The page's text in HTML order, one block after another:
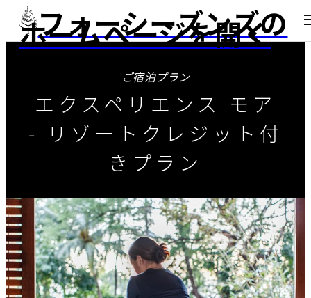
フォーシーズンズの
ホームページを開く
ご宿泊プラン
エクスペリエンス モア
- リゾートクレジット付
きプラン